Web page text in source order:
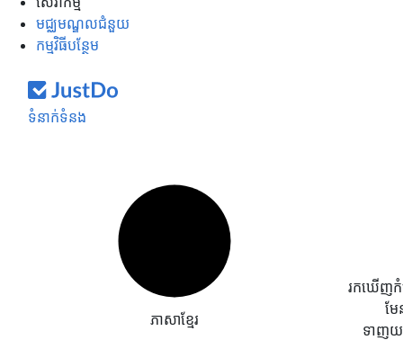
មជ្ឈមណ្ឌលជំនួយ
កម្មវិធីបន្ថែម
ទំនាក់ទំនង
ភាសាខ្មែរ
រកឃើញកំ
ម
ទាញយ